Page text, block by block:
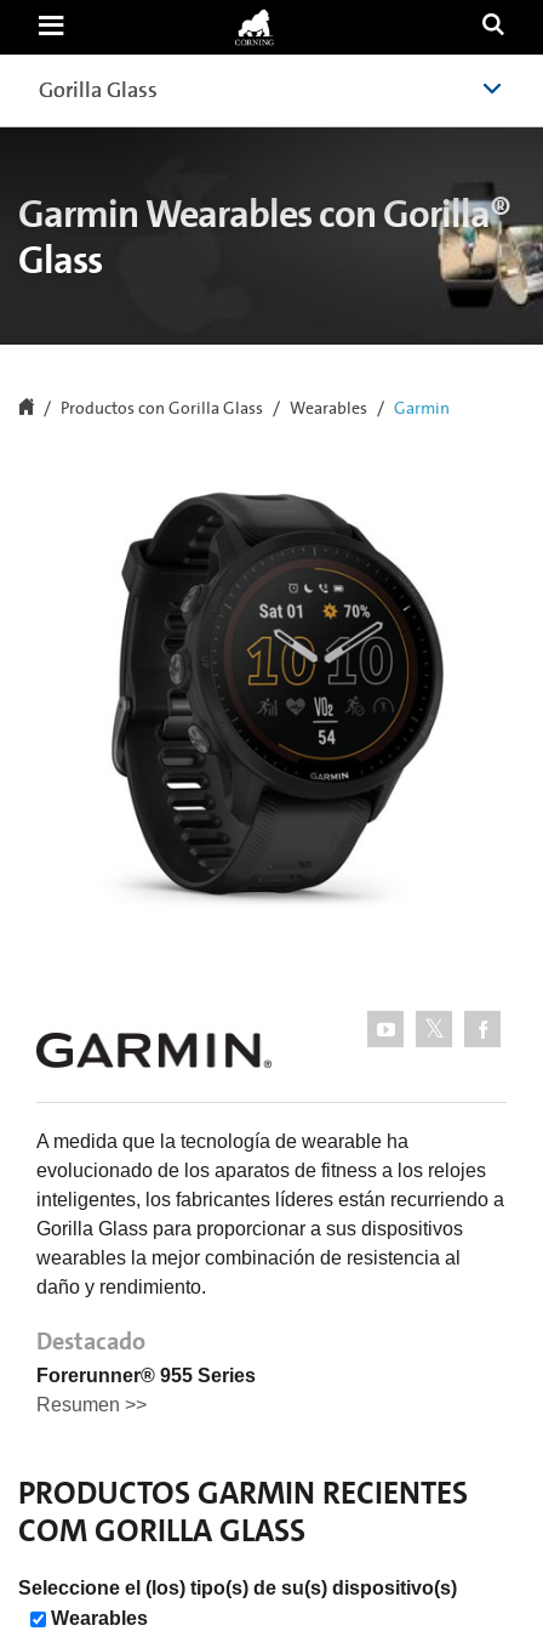
Glass
Gorilla
Gorilla Glass
Gorilla Glass
Garmin Wearables con Gorilla®
Glass
Productos con Gorilla Glass Wearables Garmin
A medida que la tecnología de wearable ha
evolucionado de los aparatos de fitness a los relojes
inteligentes, los fabricantes líderes están recurriendo a
Gorilla Glass para proporcionar a sus dispositivos
wearables la mejor combinación de resistencia al
daño y rendimiento.
Destacado
Forerunner® 955 Series
Resumen >>
PRODUCTOS GARMIN RECIENTES
COM GORILLA GLASS
Seleccione el (los) tipo(s) de su(s) dispositivo(s)
Wearables